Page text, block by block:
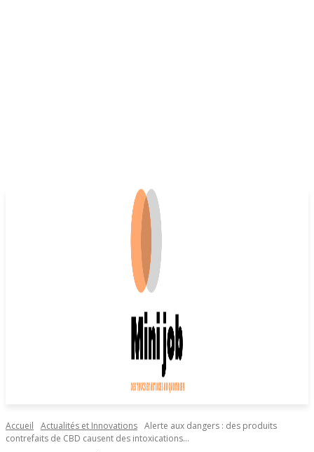
Accueil Actualités et Innovations Alerte aux dangers : des produits
contrefaits de CBD causent des intoxications...